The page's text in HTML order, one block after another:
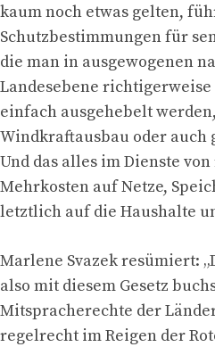
kaum noch etwas gelten,
Schutzbestimmungen für
die man in ausgewogenen
Landesebene
einfach ausgehebelt
Windkraftausbau oder auch
Und das alles im Dienste
Mehrkosten auf Netze,
letztlich auf die Haushalte
Marlene Svazek resümiert:
also mit diesem Gesetz
Mitspracherechte der
regelrecht im Reigen der